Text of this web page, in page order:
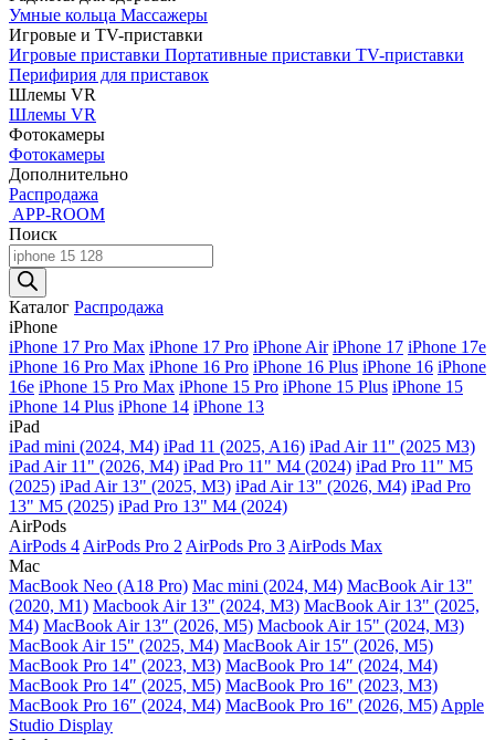
Умные кольца Массажеры
Игровые и TV-приставки
Игровые приставки Портативные приставки TV-приставки
Перифирия для приставок
Шлемы VR
Шлемы VR
Фотокамеры
Фотокамеры
Дополнительно
Распродажа
APP-ROOM
Поиск
Поиск
товаров
Каталог Распродажа
iPhone
iPhone 17 Pro Max iPhone 17 Pro iPhone Air iPhone 17 iPhone 17e
iPhone 16 Pro Max iPhone 16 Pro iPhone 16 Plus iPhone 16 iPhone
16e iPhone 15 Pro Max iPhone 15 Pro iPhone 15 Plus iPhone 15
iPhone 14 Plus iPhone 14 iPhone 13
iPad
iPad mini (2024, M4) iPad 11 (2025, A16) iPad Air 11" (2025 M3)
iPad Air 11" (2026, M4) iPad Pro 11" M4 (2024) iPad Pro 11" M5
(2025) iPad Air 13" (2025, M3) iPad Air 13" (2026, M4) iPad Pro
13" M5 (2025) iPad Pro 13" M4 (2024)
AirPods
AirPods 4 AirPods Pro 2 AirPods Pro 3 AirPods Max
Mac
MacBook Neo (A18 Pro) Mac mini (2024, M4) MacBook Air 13"
(2020, M1) Macbook Air 13" (2024, M3) MacBook Air 13" (2025,
M4) MacBook Air 13″ (2026, M5) Macbook Air 15" (2024, M3)
MacBook Air 15" (2025, M4) MacBook Air 15″ (2026, M5)
MacBook Pro 14" (2023, M3) MacBook Pro 14″ (2024, M4)
MacBook Pro 14″ (2025, M5) MacBook Pro 16" (2023, M3)
MacBook Pro 16″ (2024, M4) MacBook Pro 16" (2026, M5) Apple
Studio Display